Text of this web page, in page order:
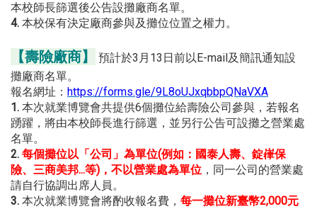
本校師長篩選後公告設攤廠商名單。
4. 本校保有決定廠商參與及攤位位置之權力。
【壽險廠商】
預計於3月13日前以E-mail及簡訊通知設
攤廠商名單。
報名網址： https://forms.gle/9L8oUJxqbbpQNaVXA
1. 本次就業博覽會共提供6個攤位給壽險公司參與，若報名
踴躍，將由本校師長進行篩選，並另行公告可設攤之營業處
名單。
2. 每個攤位以「公司」為單位(例如：國泰人壽、錠嵂保
險、三商美邦...等)，不以營業處為單位 ，同一公司的營業處
請自行協調出席人員。
3. 本次就業博覽會將酌收報名費， 每一攤位新臺幣2,000元